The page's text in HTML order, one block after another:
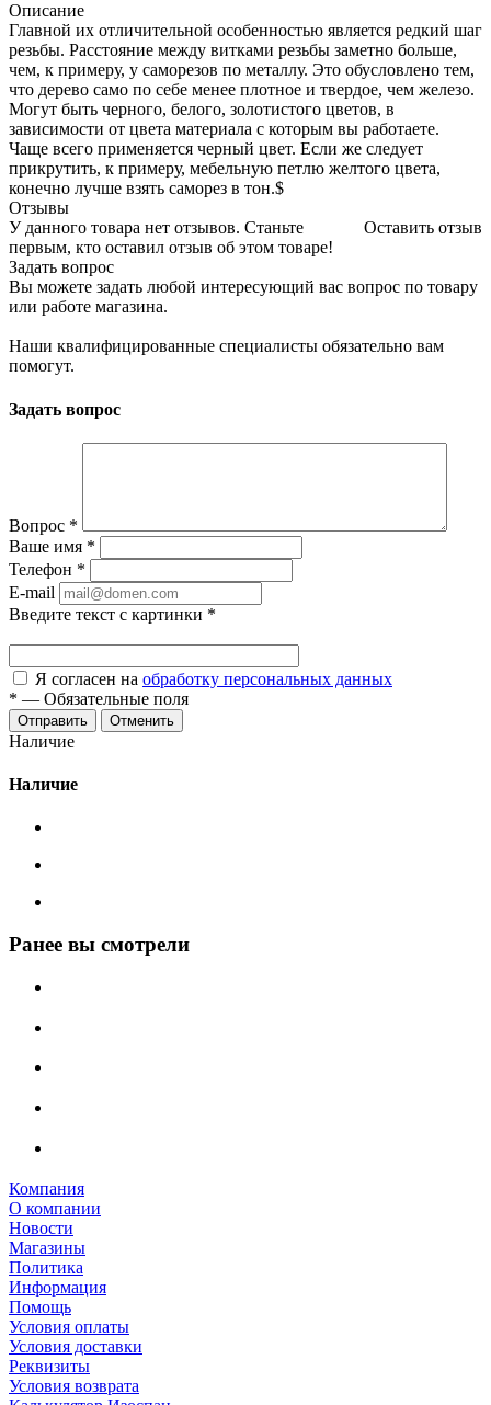
Описание
Главной их отличительной особенностью является редкий шаг
резьбы. Расстояние между витками резьбы заметно больше,
чем, к примеру, у саморезов по металлу. Это обусловлено тем,
что дерево само по себе менее плотное и твердое, чем железо.
Могут быть черного, белого, золотистого цветов, в
зависимости от цвета материала с которым вы работаете.
Чаще всего применяется черный цвет. Если же следует
прикрутить, к примеру, мебельную петлю желтого цвета,
конечно лучше взять саморез в тон.$
Отзывы
Оставить отзыв
У данного товара нет отзывов. Станьте
первым, кто оставил отзыв об этом товаре!
Задать вопрос
Вы можете задать любой интересующий вас вопрос по товару
или работе магазина.
Наши квалифицированные специалисты обязательно вам
помогут.
Задать вопрос
Вопрос *
Ваше имя *
Телефон *
E-mail
Введите текст с картинки *
Я согласен на обработку персональных данных
* — Обязательные поля
Отменить
Наличие
Наличие
Ранее вы смотрели
Компания
О компании
Новости
Магазины
Политика
Информация
Помощь
Условия оплаты
Условия доставки
Реквизиты
Условия возврата